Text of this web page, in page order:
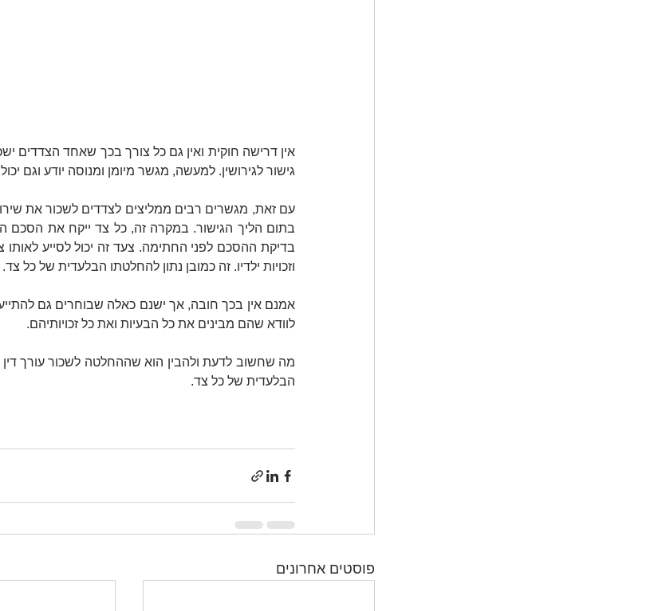
גישור לגירושין. למעשה, מגשר מיומן ומנוסה יודע וגם
וזכויות ילדיו. זה כמובן נתון להחלטתו הבלעדית של כל צד.
לוודא שהם מבינים את כל הבעיות ואת כל זכויותיהם.
הבלעדית של כל צד.
פוסטים אחרונים